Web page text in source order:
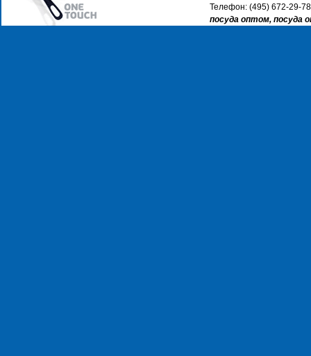
Телефон: (495) 672-29-
посуда оптом, посуда